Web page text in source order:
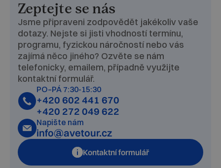
Zeptejte se nás
Jsme připraveni zodpovědět jakékoliv vaše
dotazy. Nejste si jisti vhodností termínu,
programu, fyzickou náročností nebo vás
zajímá něco jiného? Ozvěte se nám
telefonicky, emailem, případně využijte
kontaktní formulář.
PO–PÁ 7:30-15:30
+420 602 441 670
+420 272 049 622
Napište nám
info@avetour.cz
Kontaktní formulář